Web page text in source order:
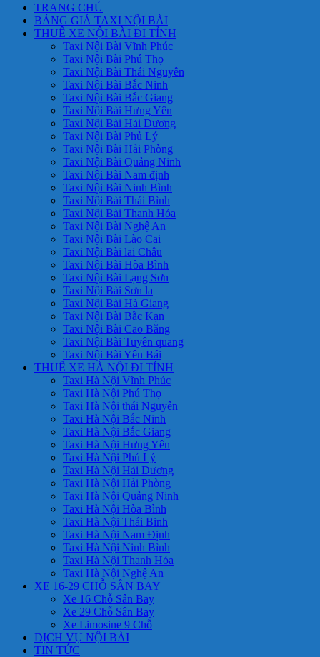
TRANG CHỦ
BẢNG GIÁ TAXI NỘI BÀI
THUÊ XE NỘI BÀI ĐI TỈNH
Taxi Nội Bài Vĩnh Phúc
Taxi Nội Bài Phú Thọ
Taxi Nội Bài Thái Nguyên
Taxi Nội Bài Bắc Ninh
Taxi Nội Bài Bắc Giang
Taxi Nội Bài Hưng Yên
Taxi Nội Bài Hải Dương
Taxi Nội Bài Phủ Lý
Taxi Nội Bài Hải Phòng
Taxi Nội Bài Quảng Ninh
Taxi Nội Bài Nam định
Taxi Nội Bài Ninh Bình
Taxi Nội Bài Thái Bình
Taxi Nội Bài Thanh Hóa
Taxi Nội Bài Nghệ An
Taxi Nội Bài Lào Cai
Taxi Nội Bài lai Châu
Taxi Nội Bài Hòa Bình
Taxi Nội Bài Lạng Sơn
Taxi Nội Bài Sơn la
Taxi Nội Bài Hà Giang
Taxi Nội Bài Bắc Kạn
Taxi Nội Bài Cao Bằng
Taxi Nội Bài Tuyên quang
Taxi Nội Bài Yên Bái
THUÊ XE HÀ NỘI ĐI TỈNH
Taxi Hà Nội Vĩnh Phúc
Taxi Hà Nội Phú Thọ
Taxi Hà Nội thái Nguyên
Taxi Hà Nội Bắc Ninh
Taxi Hà Nội Bắc Giang
Taxi Hà Nội Hưng Yên
Taxi Hà Nội Phủ Lý
Taxi Hà Nội Hải Dương
Taxi Hà Nội Hải Phòng
Taxi Hà Nội Quảng Ninh
Taxi Hà Nội Hòa Bình
Taxi Hà Nội Thái Binh
Taxi Hà Nội Nam Định
Taxi Hà Nội Ninh Bình
Taxi Hà Nội Thanh Hóa
Taxi Hà Nội Nghệ An
XE 16-29 CHỖ SÂN BAY
Xe 16 Chỗ Sân Bay
Xe 29 Chỗ Sân Bay
Xe Limosine 9 Chỗ
DỊCH VỤ NỘI BÀI
TIN TỨC